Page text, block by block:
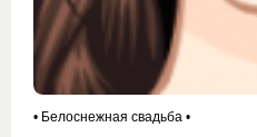
• Белоснежная свадьба •